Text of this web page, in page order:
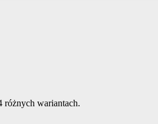
różnych wariantach.